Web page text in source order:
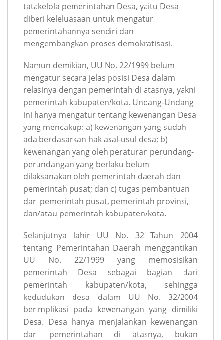
tatakelola pemerintahan Desa, yaitu Desa
diberi keleluasaan untuk mengatur
pemerintahannya sendiri dan
mengembangkan proses demokratisasi.
Namun demikian, UU No. 22/1999 belum
mengatur secara jelas posisi Desa dalam
relasinya dengan pemerintah di atasnya, yakni
pemerintah kabupaten/kota. Undang-Undang
ini hanya mengatur tentang kewenangan Desa
yang mencakup: a) kewenangan yang sudah
ada berdasarkan hak asal-usul desa; b)
kewenangan yang oleh peraturan perundang-
perundangan yang berlaku belum
dilaksanakan oleh pemerintah daerah dan
pemerintah pusat; dan c) tugas pembantuan
dari pemerintah pusat, pemerintah provinsi,
dan/atau pemerintah kabupaten/kota.
Selanjutnya lahir UU No. 32 Tahun 2004
tentang Pemerintahan Daerah menggantikan
UU No. 22/1999 yang memosisikan
pemerintah Desa sebagai bagian dari
pemerintah kabupaten/kota, sehingga
kedudukan desa dalam UU No. 32/2004
berimplikasi pada kewenangan yang dimiliki
Desa. Desa hanya menjalankan kewenangan
dari pemerintahan di atasnya, bukan